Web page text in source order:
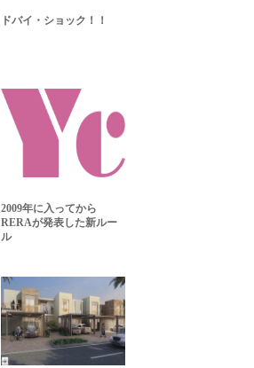
ドバイ・ショック！！
2009年に入ってから
RERAが発表した新ルー
ル